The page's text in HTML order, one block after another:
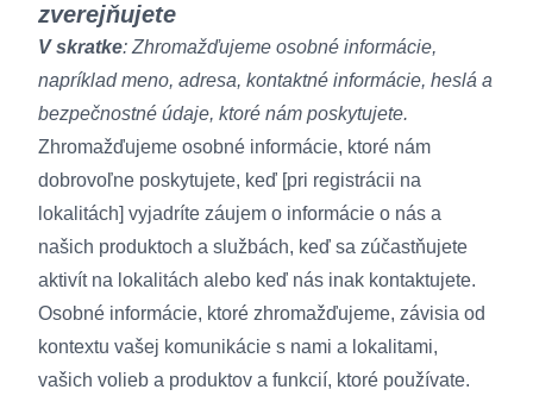
zverejňujete
V skratke: Zhromažďujeme osobné informácie,
napríklad meno, adresa, kontaktné informácie, heslá a
bezpečnostné údaje, ktoré nám poskytujete.
Zhromažďujeme osobné informácie, ktoré nám
dobrovoľne poskytujete, keď [pri registrácii na
lokalitách] vyjadríte záujem o informácie o nás a
našich produktoch a službách, keď sa zúčastňujete
aktivít na lokalitách alebo keď nás inak kontaktujete.
Osobné informácie, ktoré zhromažďujeme, závisia od
kontextu vašej komunikácie s nami a lokalitami,
vašich volieb a produktov a funkcií, ktoré používate.